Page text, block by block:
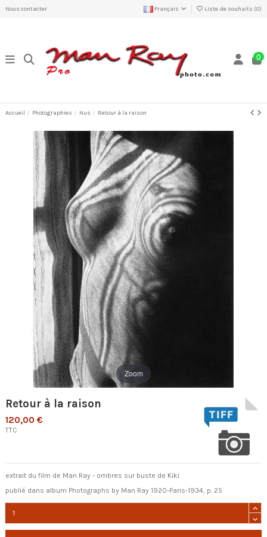
Nous contacter Français Liste de souhaits (0)
0
Accueil Photographies Nus Retour à la raison
Zoom
Retour à la raison
120,00 €
TTC
extrait du film de Man Ray - ombres sur buste de Kiki
publié dans album Photographs by Man Ray 1920-Paris-1934, p. 25